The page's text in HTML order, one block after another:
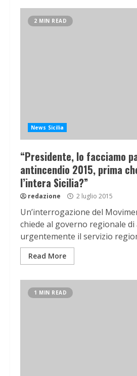
2 MIN READ
News Sicilia
“Presidente, lo facciamo
antincendio 2015, prima
l’intera Sicilia?”
redazione 2 luglio 2015
Un’interrogazione del
chiede al governo regionale di
urgentemente il servizio
Read More
1 MIN READ